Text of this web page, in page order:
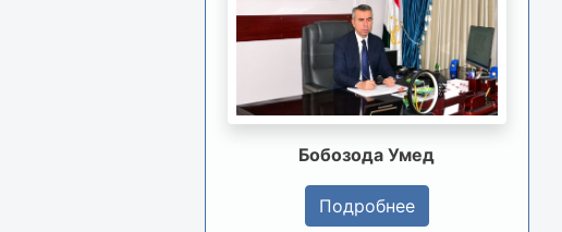
Бобозода Умед
Подробнее